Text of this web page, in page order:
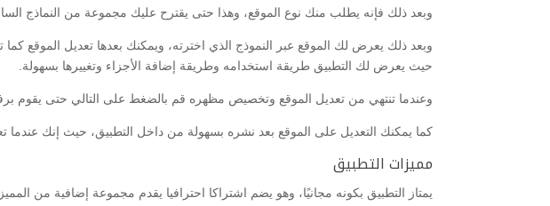
وبعد ذلك فإنه يطلب منك نوع الموقع، وهذا حتى يقترح عليك مجموعة من النماذج
وبعد ذلك يعرض لك الموقع عبر النموذج الذي اخترته، ويمكنك بعدها تعديل الموقع كما
حيث يعرض لك التطبيق طريقة استخدامه وطريقة إضافة الأجزاء وتغييرها بسهولة.
وعندما تنتهي من تعديل الموقع وتخصيص مظهره قم بالضغط على التالي حتى يقوم
كما يمكنك التعديل على الموقع بعد نشره بسهولة من داخل التطبيق، حيث إنك عندما
مميزات التطبيق
يمتاز التطبيق بكونه مجانيًا، وهو يضم اشتراكا احترافيا يقدم مجموعة إضافية من